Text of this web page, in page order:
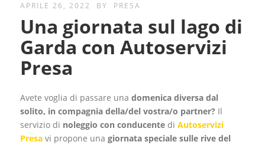
APRILE 26, 2022 BY PRESA
Una giornata sul lago di
Garda con Autoservizi
Presa
Avete voglia di passare unadomenica diversa dal
solito, in compagnia della/del vostra/o partner? Il
servizio di noleggio con conducente diAutoservizi
Presa vi propone unagiornata speciale sulle rive del